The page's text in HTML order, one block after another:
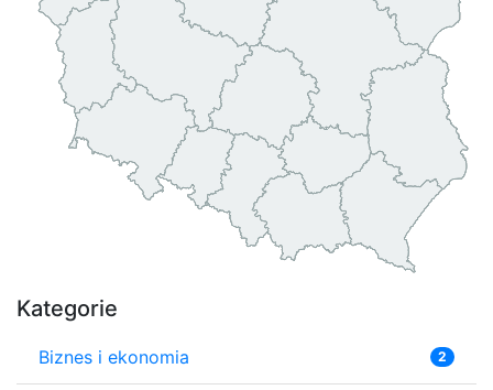
Kategorie
Biznes i ekonomia 2